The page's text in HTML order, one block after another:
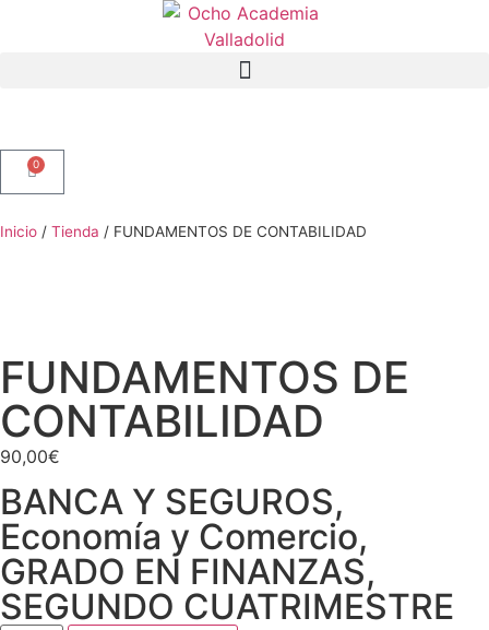
0
Inicio / Tienda / FUNDAMENTOS DE CONTABILIDAD
FUNDAMENTOS DE
CONTABILIDAD
90,00€
BANCA Y SEGUROS,
Economía y Comercio,
GRADO EN FINANZAS,
SEGUNDO CUATRIMESTRE